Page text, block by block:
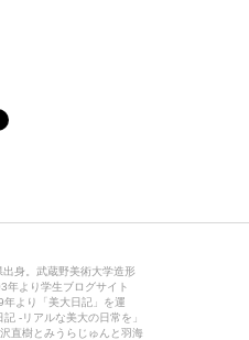
出身。武蔵野美術大学造形
年より学生ブログサイト
年より「美大日記」を運
-リアルな美大の日常を」
直樹とみうらじゅんと羽海